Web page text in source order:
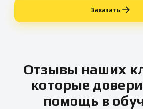
Заказать
Отзывы наших
которые
помощь в